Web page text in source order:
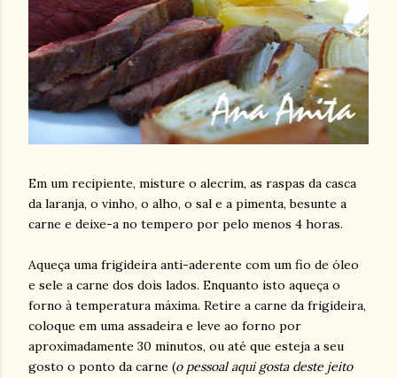
Em um recipiente, misture o alecrim, as raspas da casca
da laranja, o vinho, o alho, o sal e a pimenta, besunte a
carne e deixe-a no tempero por pelo menos 4 horas.
Aqueça uma frigideira anti-aderente com um fio de óleo
e sele a carne dos dois lados. Enquanto isto aqueça o
forno à temperatura máxima. Retire a carne da frigideira,
coloque em uma assadeira e leve ao forno por
aproximadamente 30 minutos, ou até que esteja a seu
gosto o ponto da carne (o pessoal aqui gosta deste jeito